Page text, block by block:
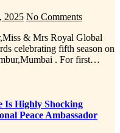
2025 No Comments
celebrating fifth season on
. For first…
Is Highly Shocking
Peace Ambassador